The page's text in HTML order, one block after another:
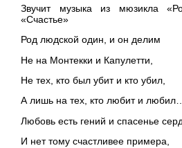
Звучит музыка из мюзикла
«Счастье»
Род людской один, и он делим
Не на Монтекки и Капулетти,
Не тех, кто был убит и кто убил,
А лишь на тех, кто любит и
Любовь есть гений и спасенье
И нет тому счастливее примера,